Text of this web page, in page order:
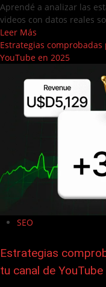
Aprendé a analizar las
videos con datos reales
Leer Más
Estrategias
YouTube en 2025
SEO
Estrategias
tu canal de